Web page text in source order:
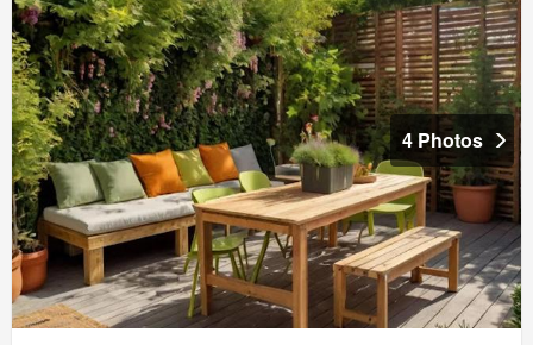
4 Photos